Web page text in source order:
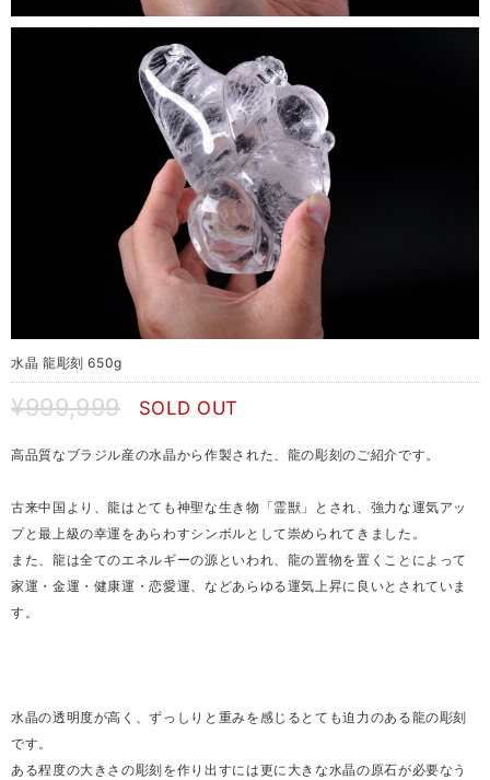
水晶 龍彫刻 650g
¥999,999 SOLD OUT
高品質なブラジル産の水晶から作製された、龍の彫刻のご紹介です。
古来中国より、龍はとても神聖な生き物「霊獣」とされ、強力な運気アッ
プと最上級の幸運をあらわすシンボルとして崇められてきました。
また、龍は全てのエネルギーの源といわれ、龍の置物を置くことによって
家運・金運・健康運・恋愛運、などあらゆる運気上昇に良いとされていま
す。
水晶の透明度が高く、ずっしりと重みを感じるとても迫力のある龍の彫刻
です。
ある程度の大きさの彫刻を作り出すには更に大きな水晶の原石が必要なう